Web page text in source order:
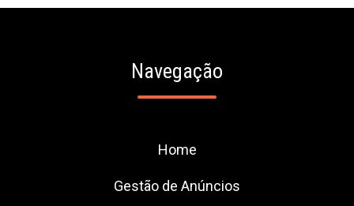
Navegação
Home
Gestão de Anúncios